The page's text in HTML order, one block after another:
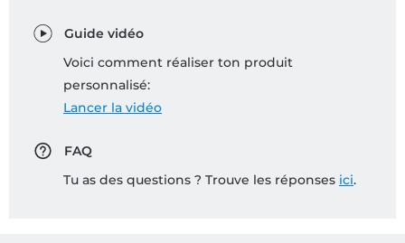
Guide vidéo
Voici comment réaliser ton produit
personnalisé:
Lancer la vidéo
FAQ
Tu as des questions ? Trouve les réponses ici.